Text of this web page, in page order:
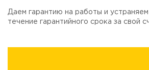
Даем гарантию на работы и устраняем
течение гарантийного срока за свой